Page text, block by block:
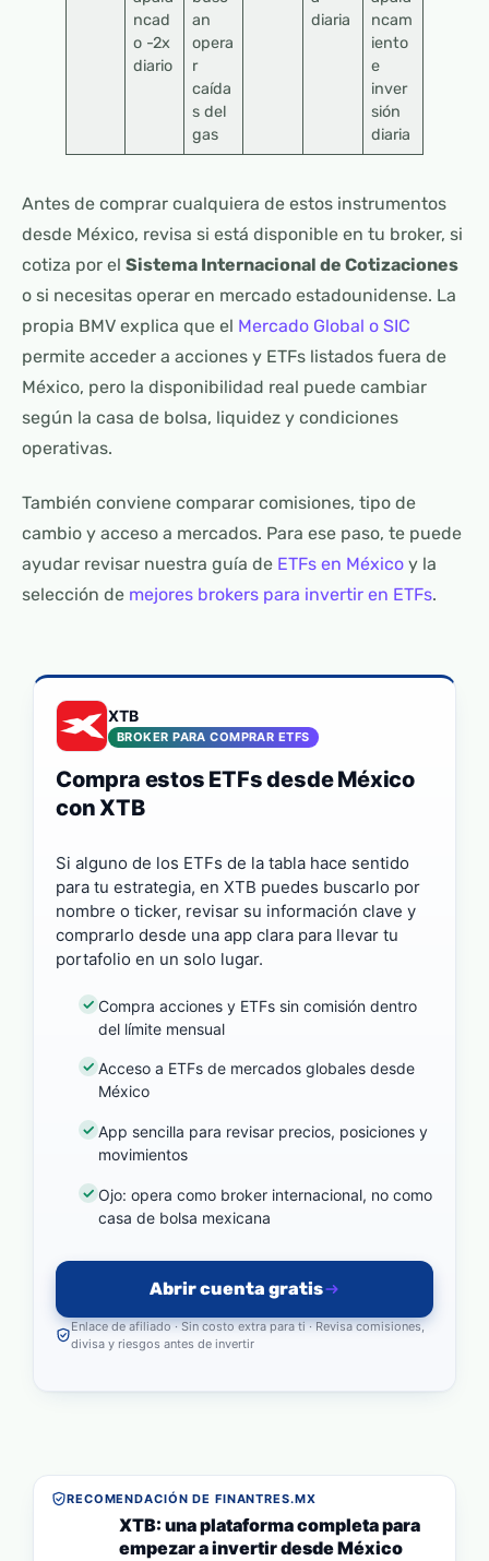
ncad
o -2x
diario
an
opera
r
caída
s del
gas
diaria
ncam
iento
e
inver
sión
diaria
Antes de comprar cualquiera de estos instrumentos
desde México, revisa si está disponible en tu broker, si
cotiza por el Sistema Internacional de Cotizaciones
o si necesitas operar en mercado estadounidense. La
propia BMV explica que el Mercado Global o SIC
permite acceder a acciones y ETFs listados fuera de
México, pero la disponibilidad real puede cambiar
según la casa de bolsa, liquidez y condiciones
operativas.
También conviene comparar comisiones, tipo de
cambio y acceso a mercados. Para ese paso, te puede
ayudar revisar nuestra guía de ETFs en México y la
selección de mejores brokers para invertir en ETFs.
XTB
BROKER PARA COMPRAR ETFS
Compra estos ETFs desde México
con XTB
Si alguno de los ETFs de la tabla hace sentido
para tu estrategia, en XTB puedes buscarlo por
nombre o ticker, revisar su información clave y
comprarlo desde una app clara para llevar tu
portafolio en un solo lugar.
Compra acciones y ETFs sin comisión dentro
del límite mensual
Acceso a ETFs de mercados globales desde
México
App sencilla para revisar precios, posiciones y
movimientos
Ojo: opera como broker internacional, no como
casa de bolsa mexicana
Abrir cuenta gratis
Enlace de afiliado · Sin costo extra para ti · Revisa comisiones,
divisa y riesgos antes de invertir
RECOMENDACIÓN DE FINANTRES.MX
XTB: una plataforma completa para
empezar a invertir desde México